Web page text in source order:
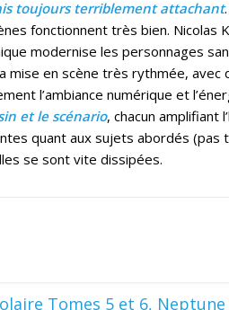
toujours terriblement attachant
fonctionnent très bien. Nicolas
modernise les personnages
mise en scène très rythmée, avec
l’ambiance numérique et
et le scénario, chacun amplifiant
quant aux sujets abordés
se sont vite dissipées.
Tomes 5 et 6,